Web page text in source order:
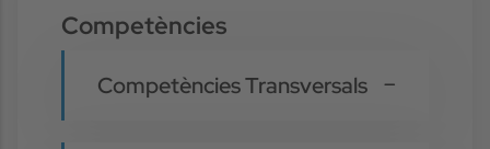
Competències
Competències Transversals